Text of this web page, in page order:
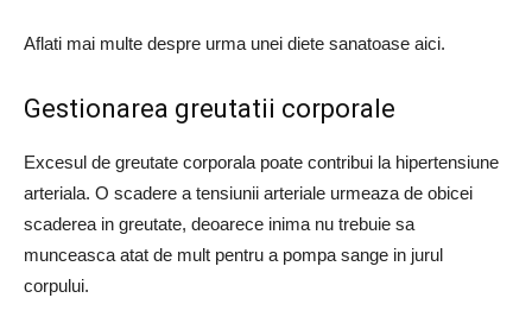
Aflati mai multe despre urma unei diete sanatoase aici.
Gestionarea greutatii corporale
Excesul de greutate corporala poate contribui la hipertensiune
arteriala. O scadere a tensiunii arteriale urmeaza de obicei
scaderea in greutate, deoarece inima nu trebuie sa
munceasca atat de mult pentru a pompa sange in jurul
corpului.